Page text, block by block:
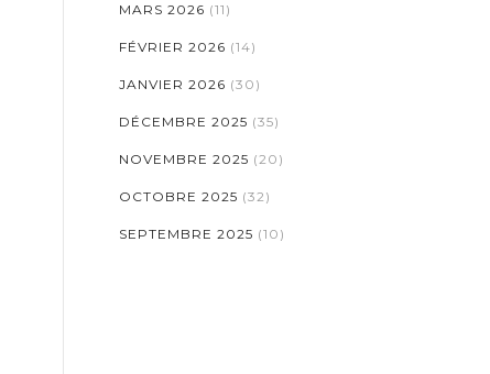
MARS 2026 (11)
FÉVRIER 2026 (14)
JANVIER 2026 (30)
DÉCEMBRE 2025 (35)
NOVEMBRE 2025 (20)
OCTOBRE 2025 (32)
SEPTEMBRE 2025 (10)